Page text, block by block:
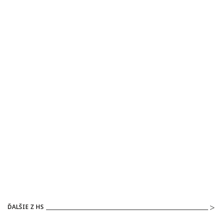
ĎALŠIE Z HS